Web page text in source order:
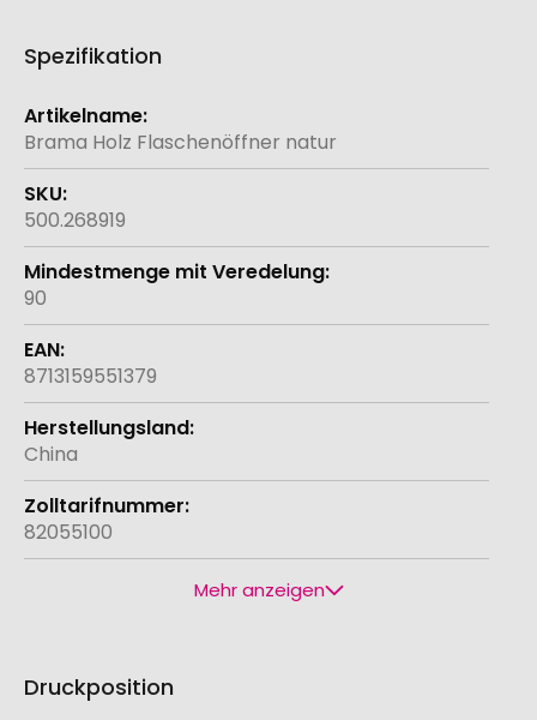
Spezifikation
Weitere
Informationen
Brama Holz Flaschenöffner natur
500.268919
90
8713159551379
China
82055100
Mehr anzeigen
Druckposition